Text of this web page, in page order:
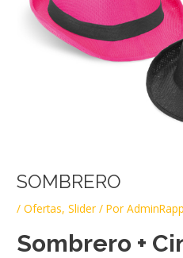
SOMBRERO
/Ofertas,Slider / PorAdminRapp
Sombrero +